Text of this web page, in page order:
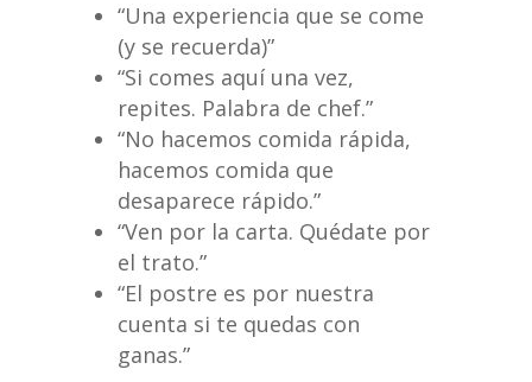
“Una experiencia que se come
(y se recuerda)”
“Si comes aquí una vez,
repites. Palabra de chef.”
“No hacemos comida rápida,
hacemos comida que
desaparece rápido.”
“Ven por la carta. Quédate por
el trato.”
“El postre es por nuestra
cuenta si te quedas con
ganas.”